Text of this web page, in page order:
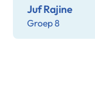
Juf Rajine
Groep 8